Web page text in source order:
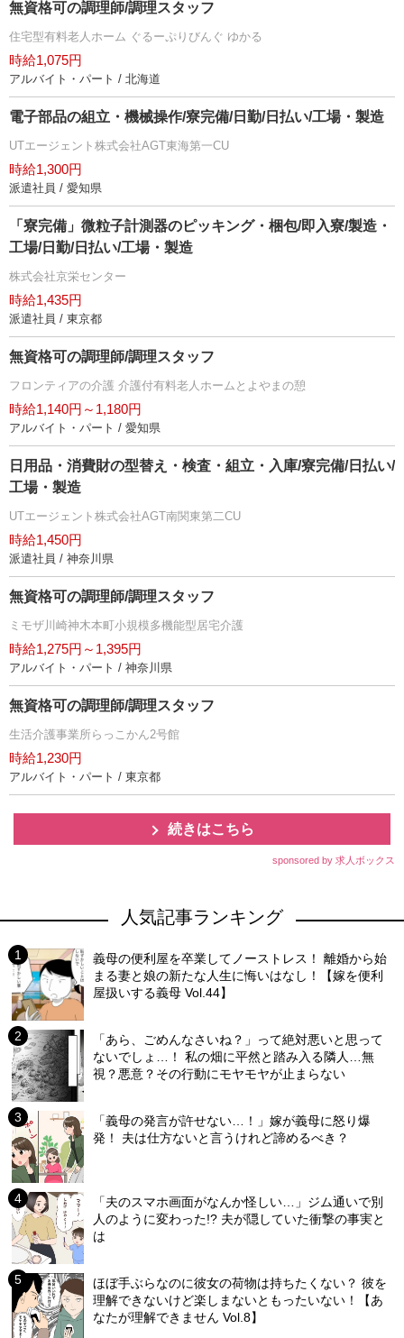
無資格可の調理師/調理スタッフ
住宅型有料老人ホーム ぐるーぷりびんぐ ゆかる
時給1,075円
アルバイト・パート / 北海道
電子部品の組立・機械操作/寮完備/日勤/日払い/工場・製造
UTエージェント株式会社AGT東海第一CU
時給1,300円
派遣社員 / 愛知県
「寮完備」微粒子計測器のピッキング・梱包/即入寮/製造・
工場/日勤/日払い/工場・製造
株式会社京栄センター
時給1,435円
派遣社員 / 東京都
無資格可の調理師/調理スタッフ
フロンティアの介護 介護付有料老人ホームとよやまの憩
時給1,140円～1,180円
アルバイト・パート / 愛知県
日用品・消費財の型替え・検査・組立・入庫/寮完備/日払い/
工場・製造
UTエージェント株式会社AGT南関東第二CU
時給1,450円
派遣社員 / 神奈川県
無資格可の調理師/調理スタッフ
ミモザ川崎神木本町小規模多機能型居宅介護
時給1,275円～1,395円
アルバイト・パート / 神奈川県
無資格可の調理師/調理スタッフ
生活介護事業所らっこかん2号館
時給1,230円
アルバイト・パート / 東京都
続きはこちら
sponsored by 求人ボックス
人気記事ランキング
義母の便利屋を卒業してノーストレス！ 離婚から始
まる妻と娘の新たな人生に悔いはなし！【嫁を便利
屋扱いする義母 Vol.44】
「あら、ごめんなさいね？」って絶対悪いと思って
ないでしょ…！ 私の畑に平然と踏み入る隣人…無
視？悪意？その行動にモヤモヤが止まらない
「義母の発言が許せない…！」嫁が義母に怒り爆
発！ 夫は仕方ないと言うけれど諦めるべき？
「夫のスマホ画面がなんか怪しい…」ジム通いで別
人のように変わった!? 夫が隠していた衝撃の事実と
は
ほぼ手ぶらなのに彼女の荷物は持ちたくない？ 彼を
理解できないけど楽しまないともったいない！【あ
なたが理解できません Vol.8】